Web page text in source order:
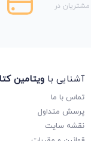
در
آشنایی با ویتامین
تماس با ما
پرسش متداول
نقشه سایت